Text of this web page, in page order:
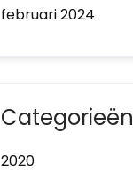
februari 2024
Categorieën
2020